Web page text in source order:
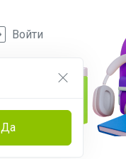
Да
Войти